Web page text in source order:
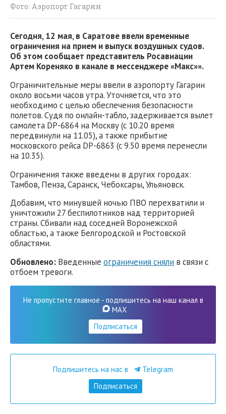
Фото: Аэропорт Гагарин
Сегодня, 12 мая, в Саратове ввели временные
ограничения на прием и выпуск воздушных судов.
Об этом сообщает представитель Росавиации
Артем Кореняко в канале в мессенджере «Макс»».
Ограничительные меры ввели в аэропорту Гагарин
около восьми часов утра. Уточняется, что это
необходимо с целью обеспечения безопасности
полетов. Судя по онлайн-табло, задерживается вылет
самолета DP-6864 на Москву (с 10.20 время
передвинули на 11.05), а также прибытие
московского рейса DP-6863 (с 9.50 время перенесли
на 10.35).
Ограничения также введены в других городах:
Тамбов, Пенза, Саранск, Чебоксары, Ульяновск.
Добавим, что минувшей ночью ПВО перехватили и
уничтожили 27 беспилотников над территорией
страны. Сбивали над соседней Воронежской
областью, а также Белгородской и Ростовской
областями.
Обновлено: Введенные ограничения сняли в связи с
отбоем тревоги.
Не пропустите главное - подпишитесь на наш канал в
MAX
Подписаться
Подпишитесь на нас в
Telegram
Подписаться